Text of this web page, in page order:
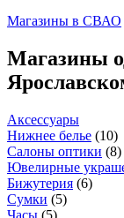
Магазины в СВАО
Магазины
Аксессуары
Нижнее белье (10)
Салоны оптики (8)
Ювелирные
Бижутерия (6)
Сумки (5)